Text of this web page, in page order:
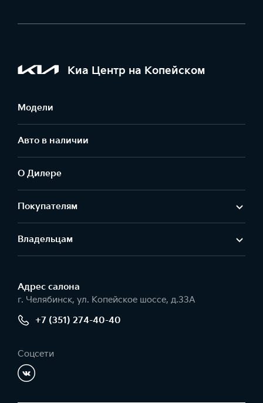
Киа Центр на Копейском
Модели
Авто в наличии
О Дилере
Покупателям
Владельцам
Адрес салонa
г. Челябинск, ул. Копейское шоссе, д.33А
+7 (351) 274-40-40
Соцсети